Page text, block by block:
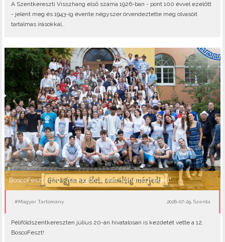
A Szentkereszti Visszhang első száma 1926-ban - pont 100 évvel ezelőtt
- jelent meg és 1943-ig évente négyszer örvendeztette meg olvasóit
tartalmas írásokkal..
BoscoFeszt 2026 – "Görögjön az élet, színültig mérjed"
#Magyar Tartomány 2026-07-29, Szerda
Péliföldszentkereszten július 20-án hivatalosan is kezdetét vette a 12.
BoscoFeszt!